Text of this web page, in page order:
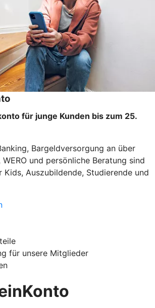
für junge Kunden bis zum 25.
Bargeldversorgung an über
und persönliche Beratung sind
Kids, Auszubildende, Studierende und
für unsere Mitglieder